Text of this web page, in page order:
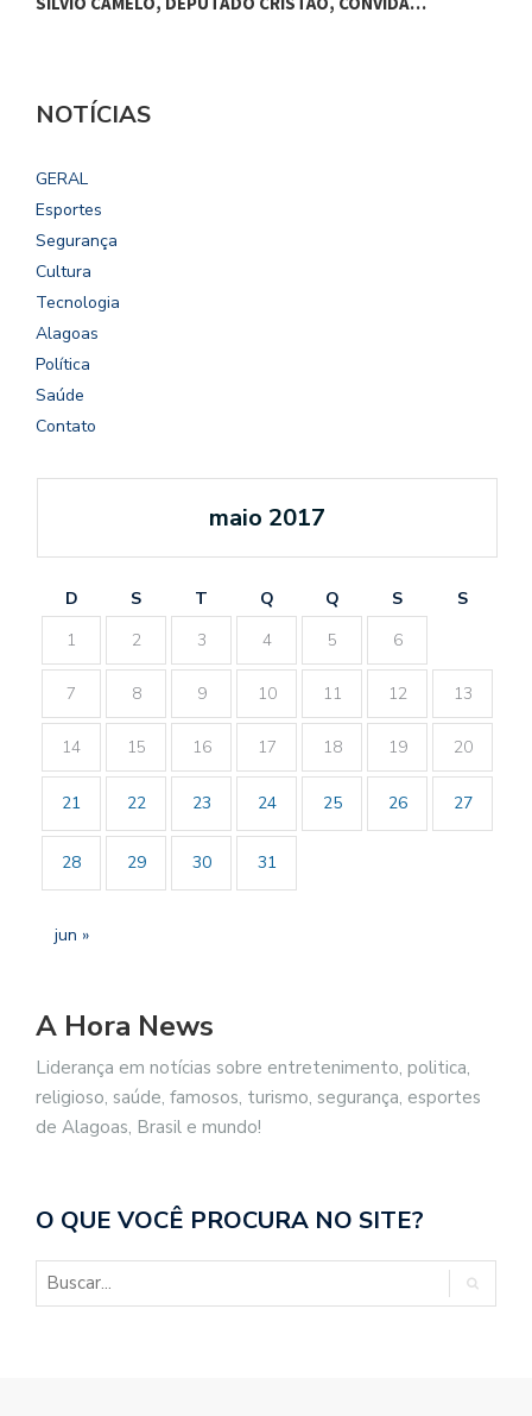
NOTÍCIAS
GERAL
Esportes
Segurança
Cultura
Tecnologia
Alagoas
Política
Saúde
Contato
maio 2017
D S T Q Q S
S
1
2 3 4 5 6
7 8 9 10 11 12 13
14 15 16 17 18 19 20
21 22 23 24 25 26 27
28 29 30 31
jun »
A Hora News
Liderança em notícias sobre entretenimento, politica,
religioso, saúde, famosos, turismo, segurança, esportes
de Alagoas, Brasil e mundo!
O QUE VOCÊ PROCURA NO SITE?